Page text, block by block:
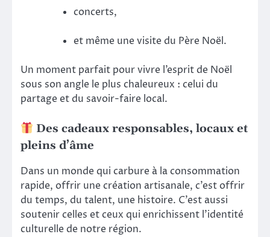
concerts,
et même une visite du Père Noël.
Un moment parfait pour vivre l’esprit de Noël
sous son angle le plus chaleureux : celui du
partage et du savoir-faire local.
Des cadeaux responsables, locaux et
pleins d’âme
Dans un monde qui carbure à la consommation
rapide, offrir une création artisanale, c’est offrir
du temps, du talent, une histoire. C’est aussi
soutenir celles et ceux qui enrichissent l’identité
culturelle de notre région.